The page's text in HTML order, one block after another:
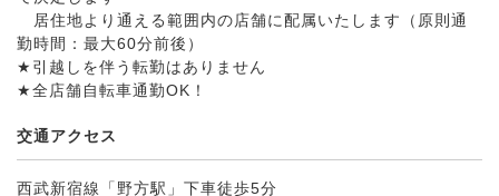
居住地より通える範囲内の店舗に配属いたします（原則通
勤時間：最大60分前後）
★引越しを伴う転勤はありません
★全店舗自転車通勤OK！
交通アクセス
西武新宿線「野方駅」下車徒歩5分